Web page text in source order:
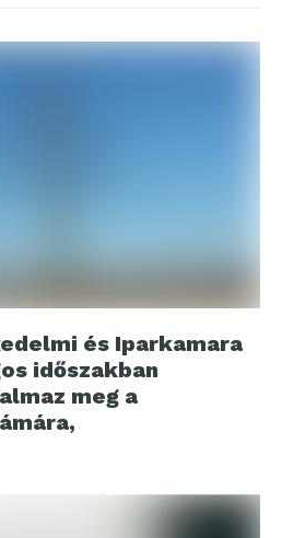
és Iparkamara
időszakban
meg a